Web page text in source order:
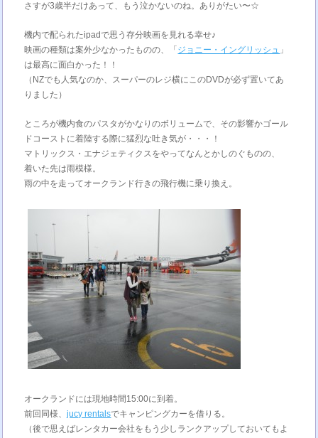
さすが3歳半だけあって、もう泣かないのね。ありがたい〜☆
機内で配られたipadで思う存分映画を見れる幸せ♪
映画の種類は案外少なかったものの、「 ジョニー・イングリッシュ 」
は最高に面白かった！！
（NZでも人気なのか、スーパーのレジ横にこのDVDが必ず置いてあ
りました）
ところが機内食のパスタがかなりのボリュームで、その影響かゴール
ドコーストに着陸する際に猛烈な吐き気が・・・！
マトリックス・エナジェティクスをやってなんとかしのぐものの、
着いた先は雨模様。
雨の中を走ってオークランド行きの飛行機に乗り換え。
オークランドには現地時間15:00に到着。
前回同様、jucy rentalsでキャンピングカーを借りる。
（後で思えばレンタカー会社をもう少しランクアップしておいてもよ